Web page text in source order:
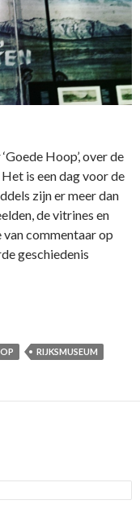
Hoop’, over de
is een dag voor de
zijn er meer dan
de vitrines en
commentaar op
geschiedenis
RIJKSMUSEUM